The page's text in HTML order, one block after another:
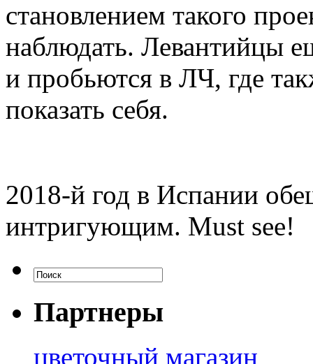
становлением такого
наблюдать. Левантийцы
и пробьются в ЛЧ, где
показать себя.
2018-й год в Испании
интригующим. Must see!
Партнеры
цветочный магазин